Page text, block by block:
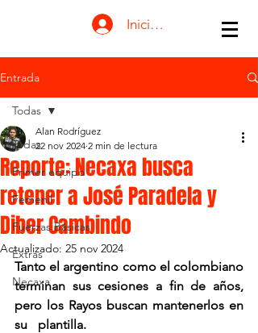
Iniciar sesión
Entrada
Todas
Primer equipo
Femenil
Fuerzas Básicas
Extras
Necaxa
Todas
Reporte: Necaxa busca
retener a José Paradela y
Diber Cambindo
Alan Rodríguez
22 nov 2024 2 min de lectura
Actualizado: 25 nov 2024
Tanto el argentino como el colombiano
terminan sus cesiones a fin de años,
pero los Rayos buscan mantenerlos en
su plantilla.